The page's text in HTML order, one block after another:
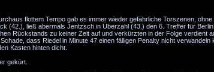
flottem Tempo gab es immer wieder gefährliche Torszenen,
(42.), ließ abermals Jentzsch in Überzahl (43.) den 6. Treffer für
Rückstands zu keiner Zeit auf und verkürzten in der Folge verdient
dass Riedel in Minute 47 einen fälligen Penalty nicht verwandeln
Kasten hinten dicht.
gekürt.